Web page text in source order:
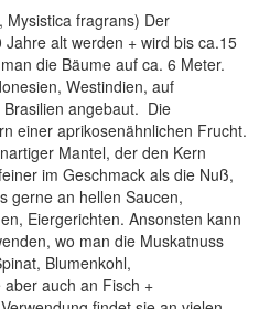
Mysistica fragrans) Der
alt werden + wird bis ca.15
die Bäume auf ca. 6 Meter.
Westindien, auf
angebaut. Die
einer aprikosenähnlichen Frucht.
Mantel, der den Kern
im Geschmack als die Nuß,
gerne an hellen Saucen,
Eiergerichten. Ansonsten kann
wo man die Muskatnuss
Blumenkohl,
auch an Fisch +